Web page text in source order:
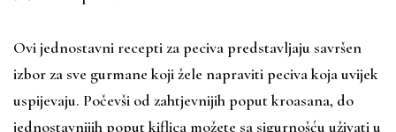
Ovi jednostavni recepti za peciva predstavljaju savršen
izbor za sve gurmane koji žele napraviti peciva koja uvijek
uspijevaju. Počevši od zahtjevnijih poput kroasana, do
jednostavnijih poput kiflica možete sa sigurnošću uživati u